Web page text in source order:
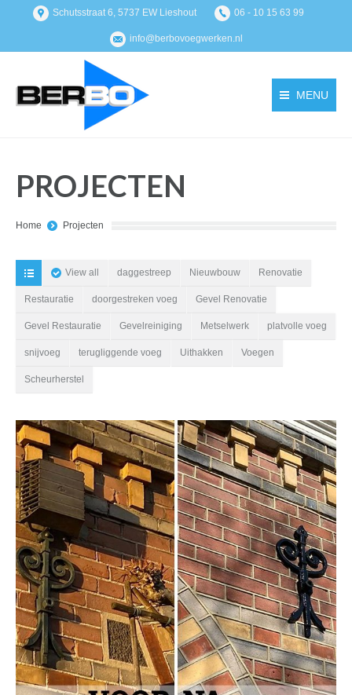
Schutsstraat 6, 5737 EW Lieshout 06 - 10 15 63 99
info@berbovoegwerken.nl
MENU
PROJECTEN
You are here:
Home Projecten
View all daggestreep Nieuwbouw Renovatie
Restauratie doorgestreken voeg Gevel Renovatie
Gevel Restauratie Gevelreiniging Metselwerk platvolle voeg
snijvoeg terugliggende voeg Uithakken Voegen
Scheurherstel